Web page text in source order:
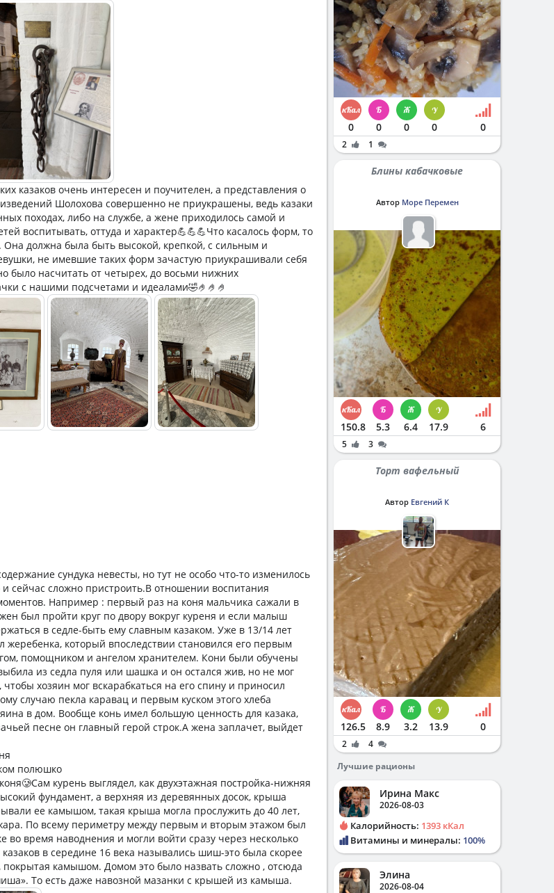
казаков очень интересен и поучителен, а представления о
Шолохова совершенно не приукрашены, ведь казаки
походах, либо на службе, а жене приходилось самой и
воспитывать, оттуда и характер💪💪💪Что касалось форм, то
должна была быть высокой, крепкой, с сильным и
не имевшие таких форм зачастую приукрашивали себя
было насчитать от четырех, до восьми нижних
с нашими подсчетами и идеалами🤣🤌🤌🤌
сундука невесты, но тут не особо что-то изменилось
и сейчас сложно пристроить.В отношении воспитания
Например : первый раз на коня мальчика сажали в
был пройти круг по двору вокруг куреня и если малыш
в седле-быть ему славным казаком. Уже в 13/14 лет
жеребенка, который впоследствии становился его первым
помощником и ангелом хранителем. Кони были обучены
из седла пуля или шашка и он остался жив, но не мог
хозяин мог вскарабкаться на его спину и приносил
случаю пекла каравац и первым куском этого хлеба
в дом. Вообще конь имел большую ценность для казака,
песне он главный герой строк.А жена заплачет, выйдет
полюшко
курень выглядел, как двухэтажная постройка-нижняя
фундамент, а верхняя из деревянных досок, крыша
ее камышом, такая крыша могла прослужить до 40 лет,
По всему периметру между первым и вторым этажом был
во время наводнения и могли войти сразу через несколько
в середине 16 века назывались шиш-это была скорее
покрытая камышом. Домом это было назвать сложно , отсюда
То есть даже навозной мазанки с крышей из камыша.
0 0 0 0 0
2 1
Блины кабачковые
Автор Море Перемен
150.8 5.3 6.4 17.9 6
5 3
Торт вафельный
Автор Евгений К
126.5 8.9 3.2 13.9 0
2
4
Лучшие рационы
Ирина Макс
2026-08-03
Калорийность: 1393 кКал
Витамины и минералы: 100%
Элина
2026-08-04